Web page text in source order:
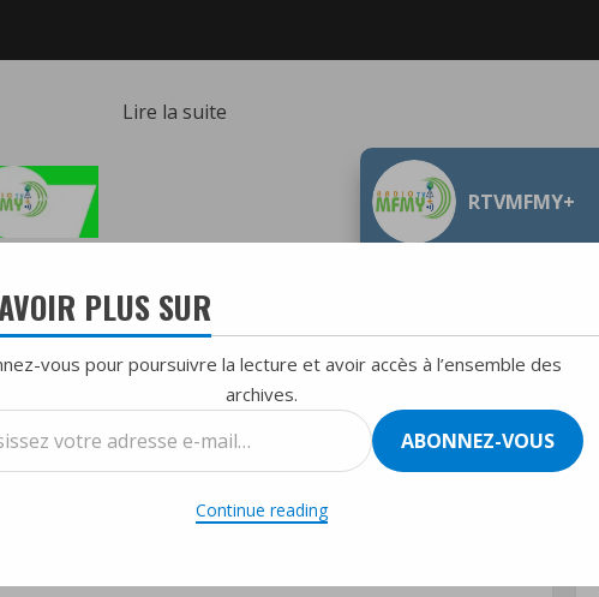
Lire la suite
L’espoir
jeunesse
haïtienne,
un
Premier
ministre
Proposé.
RTVMFMY+
TOP HIT DU MOIS
PLUS SUR
vous pour poursuivre la lecture et avoir accès à l’ensemble des
archives.
ABONNEZ-VOUS
Continue reading